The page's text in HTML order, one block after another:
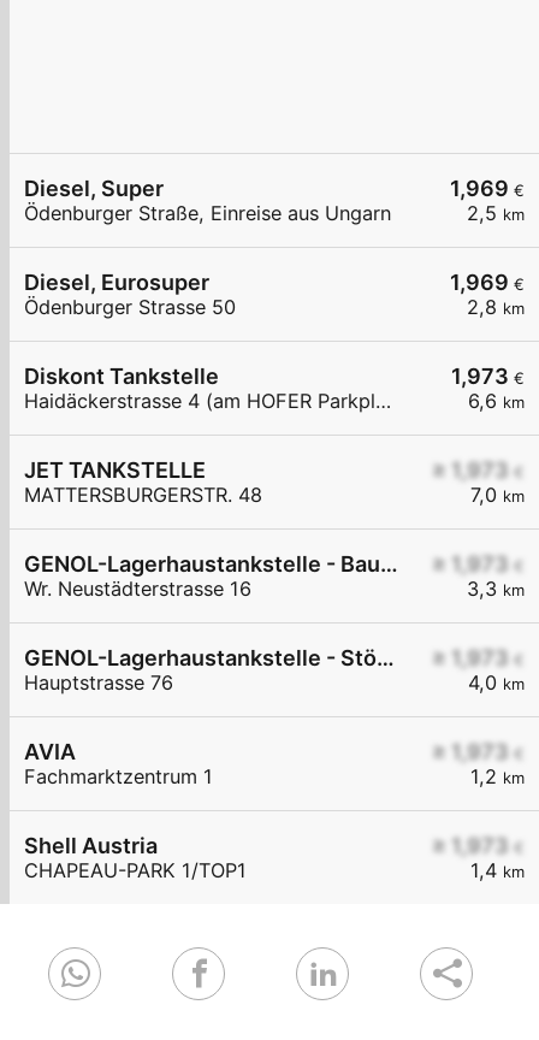
1,969 €
2,5 km
Diesel, Super
Ödenburger Straße, Einreise aus Ungarn
1,969 €
2,8 km
Diesel, Eurosuper
Ödenburger Strasse 50
1,973 €
6,6 km
Diskont Tankstelle
Haidäckerstrasse 4 (am HOFER Parkplatz)
≥ 1,973 €
7,0 km
JET TANKSTELLE
MATTERSBURGERSTR. 48
≥ 1,973 €
3,3 km
GENOL-Lagerhaustankstelle - Baumgarten
Wr. Neustädterstrasse 16
≥ 1,973 €
4,0 km
GENOL-Lagerhaustankstelle - Stöttera
Hauptstrasse 76
≥ 1,973 €
1,2 km
AVIA
Fachmarktzentrum 1
≥ 1,973 €
1,4 km
Shell Austria
CHAPEAU-PARK 1/TOP1